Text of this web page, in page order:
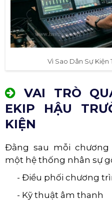
Vì Sao Dân Sự
VAI TRÒ
EKIP HẬU
KIỆN
Đằng sau mỗi
một hệ thống nhân sự
- Điều phối chương
- Kỹ thuật âm thanh